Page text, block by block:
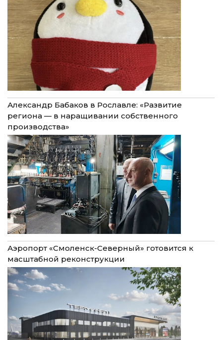
Александр Бабаков в Рославле: «Развитие
региона — в наращивании собственного
производства»
Аэропорт «Смоленск-Северный» готовится к
масштабной реконструкции